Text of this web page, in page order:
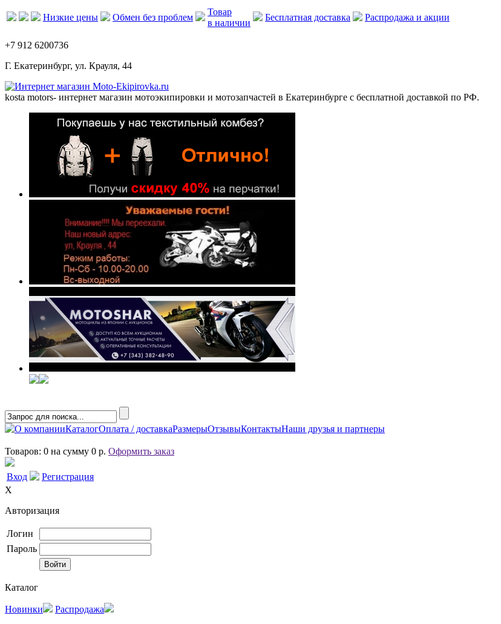
Низкие цены Обмен без проблем
Товар
в наличии
Бесплатная доставка Распродажа и акции
+7 912 6200736
Г. Екатеринбург, ул. Крауля, 44
kosta motors- интернет магазин мотоэкипировки и мотозапчастей в Екатеринбурге с бесплатной доставкой по РФ.
О компанииКаталогОплата / доставкаРазмерыОтзывыКонтактыНаши друзья и партнеры
Товаров: 0 на сумму 0 р. Оформить заказ
Вход
Регистрация
X
Авторизация
Логин
Пароль
Каталог
Новинки
Распродажа